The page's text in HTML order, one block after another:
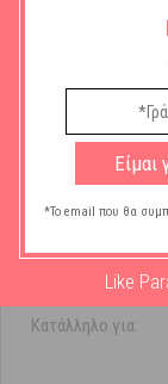
Τύπος Βιταμίνης/
Ιχνοστοιχείου:
Συμπληρώματος
Διατροφής:
Κατάλληλο για:
Είμαι
*Το email που θα
Like